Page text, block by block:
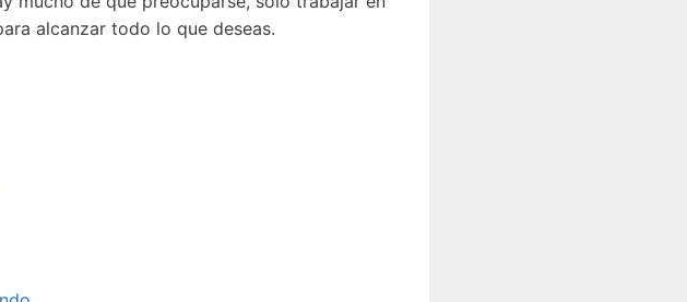
alcanzar todo lo que deseas.